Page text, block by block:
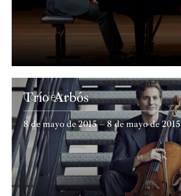
Concierto
Trío Arbós
8 de mayo de 2015 – 8 de mayo de 2015